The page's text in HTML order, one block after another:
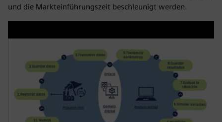
und die Markteinführungszeit beschleunigt werden.